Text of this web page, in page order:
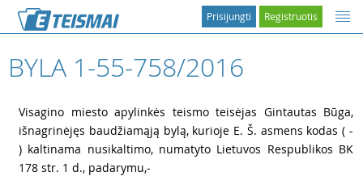
Registruotis
Prisijungti
BYLA 1-55-758/2016
Visagino miesto apylinkės teismo teisėjas Gintautas Būga,
išnagrinėjęs baudžiamąją bylą, kurioje E. Š. asmens kodas ( -
) kaltinama nusikaltimo, numatyto Lietuvos Respublikos BK
178 str. 1 d., padarymu,-